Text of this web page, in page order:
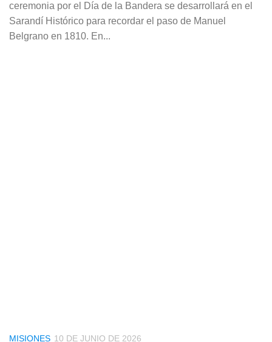
ceremonia por el Día de la Bandera se desarrollará en el
Sarandí Histórico para recordar el paso de Manuel
Belgrano en 1810. En...
MISIONES 10 DE JUNIO DE 2026